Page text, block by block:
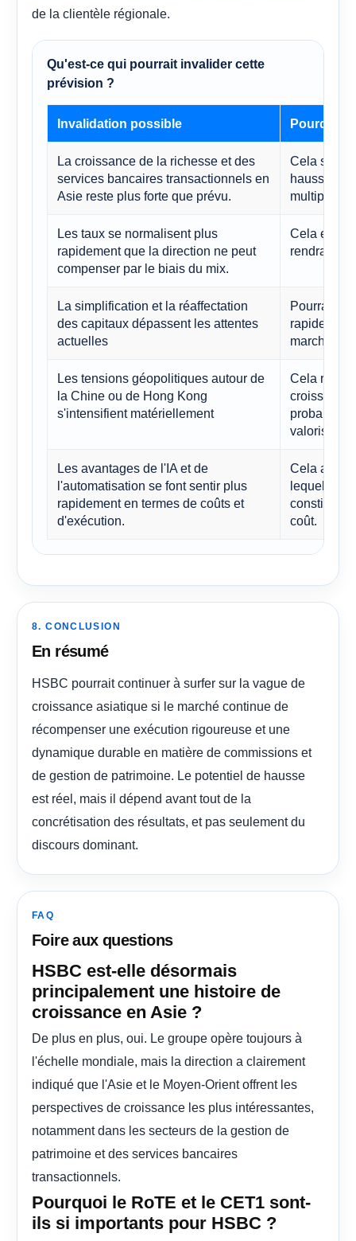
de la clientèle régionale.
Qu'est-ce qui pourrait invalider cette
prévision ?
Invalidation possible Pourquoi
La croissance de la richesse et des
services bancaires transactionnels en
Asie reste plus forte que prévu.
Cela
haussières
multiple
Les taux se normalisent plus
rapidement que la direction ne peut
compenser par le biais du mix.
Cela
rendrait le
La simplification et la réaffectation
des capitaux dépassent les attentes
actuelles
Pourrait
marché.
Les tensions géopolitiques autour de
la Chine ou de Hong Kong
s'intensifient matériellement
Cela
croissance
Les avantages de l'IA et de
l'automatisation se font sentir plus
rapidement en termes de coûts et
d'exécution.
Cela
lequel les
constituent
coût.
8. CONCLUSION
En résumé
HSBC pourrait continuer à surfer sur la vague de
croissance asiatique si le marché continue de
récompenser une exécution rigoureuse et une
dynamique durable en matière de commissions et
de gestion de patrimoine. Le potentiel de hausse
est réel, mais il dépend avant tout de la
concrétisation des résultats, et pas seulement du
discours dominant.
FAQ
Foire aux questions
HSBC est-elle désormais
principalement une histoire de
croissance en Asie ?
De plus en plus, oui. Le groupe opère toujours à
l'échelle mondiale, mais la direction a clairement
indiqué que l'Asie et le Moyen-Orient offrent les
perspectives de croissance les plus intéressantes,
notamment dans les secteurs de la gestion de
patrimoine et des services bancaires
transactionnels.
Pourquoi le RoTE et le CET1 sont-
ils si importants pour HSBC ?